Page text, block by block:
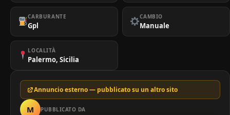
CARBURANTE
Gpl
CAMBIO
Manuale
LOCALITÀ
Palermo, Sicilia
Annuncio esterno — pubblicato su un altro sito
M PUBBLICATO DA